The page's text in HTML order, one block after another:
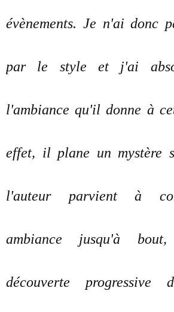
évènements. Je n'ai donc
par le style et j'ai
l'ambiance qu'il donne à
effet, il plane un mystère
l'auteur parvient à
ambiance jusqu'à
découverte progressive